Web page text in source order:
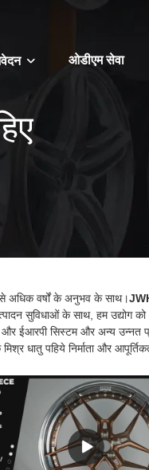
ओडीएम सेवा
अधिक वर्षों के अनुभव के साथ।
सुविधाओं के साथ, हम उद्योग
और ईआरपी सिस्टम और अन्य
धातु पहिये निर्माता और